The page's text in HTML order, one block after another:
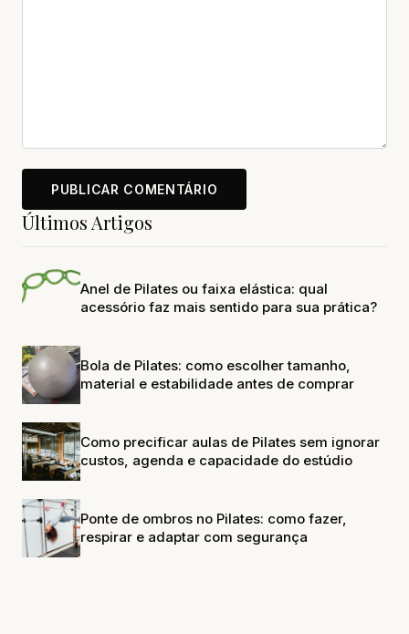
Últimos Artigos
Anel de Pilates ou faixa elástica: qual
acessório faz mais sentido para sua prática?
Bola de Pilates: como escolher tamanho,
material e estabilidade antes de comprar
Como precificar aulas de Pilates sem ignorar
custos, agenda e capacidade do estúdio
Ponte de ombros no Pilates: como fazer,
respirar e adaptar com segurança